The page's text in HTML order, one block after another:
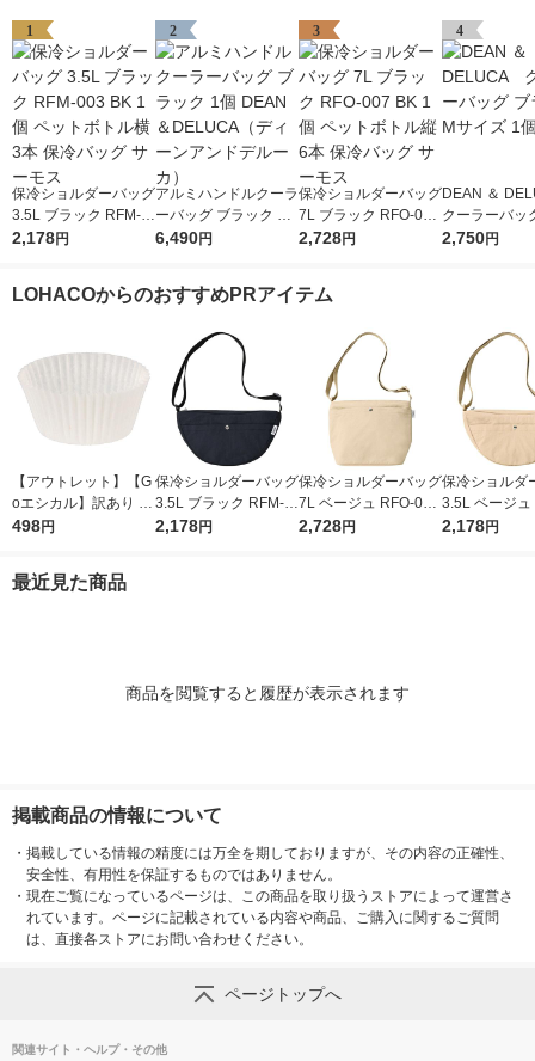
1
保冷ショルダーバッグ
3.5L ブラック RFM-0
03 BK 1個 ペットボト
2,178円
2
アルミハンドルクーラ
ーバッグ ブラック 1
個 DEAN＆DELUCA
6,490円
3
保冷ショルダーバッグ
7L ブラック RFO-007
BK 1個 ペットボトル
2,728円
4
DEAN ＆
クーラーバッ
ック Mサイズ
2,750円
LOHACOからのおすすめPRアイテム
【アウトレット】【G
oエシカル】訳あり シ
モジマ おかずカップ
498円
保冷ショルダーバッグ
3.5L ブラック RFM-0
03 BK 1個 ペットボト
2,178円
保冷ショルダーバッグ
7L ベージュ RFO-007
BE 1個 ペットボトル
2,728円
保冷ショルダ
3.5L ベージュ
03 BE 1個 ペ
2,178円
最近見た商品
商品を閲覧すると履歴が表示されます
掲載商品の情報について
・ 掲載している情報の精度には万全を期しておりますが、その内容の正確性、
安全性、有用性を保証するものではありません。
・ 現在ご覧になっているページは、この商品を取り扱うストアによって運営さ
れています。ページに記載されている内容や商品、ご購入に関するご質問
は、直接各ストアにお問い合わせください。
ページトップへ
関連サイト・ヘルプ・その他